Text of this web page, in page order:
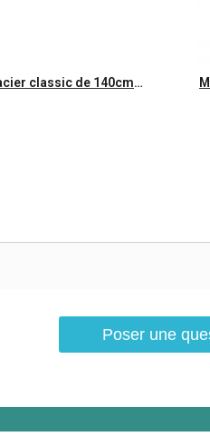
Aperçu rapide Manche acier classic de 140cm à vis imitation bois ECOGREEN
Poser une